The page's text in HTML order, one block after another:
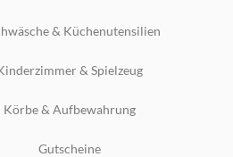
& Küchenutensilien
& Spielzeug
Körbe & Aufbewahrung
Gutscheine